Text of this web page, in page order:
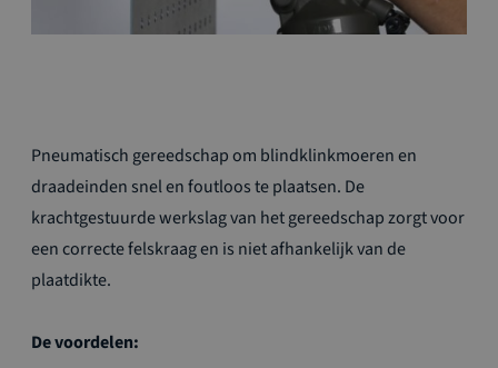
naar
het
begin
de
afbeeldingen-
Pneumatisch gereedschap om blindklinkmoeren en
draadeinden snel en foutloos te plaatsen. De
krachtgestuurde werkslag van het gereedschap zorgt voor
een correcte felskraag en is niet afhankelijk van de
plaatdikte.
De voordelen: